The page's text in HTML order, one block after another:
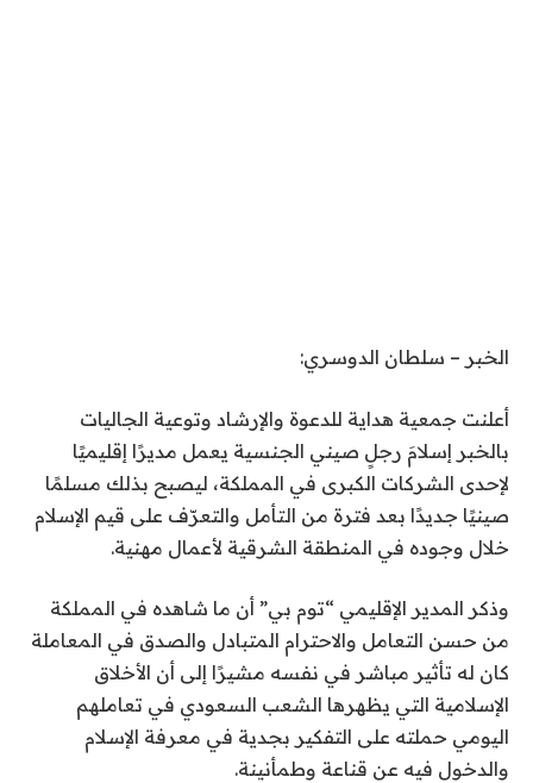
الخبر – سلطان الدوسري:
أعلنت جمعية هداية للدعوة والإرشاد وتوعية الجاليات
بالخبر إسلامَ رجلٍ صيني الجنسية يعمل مديرًا إقليميًا
لإحدى الشركات الكبرى في المملكة، ليصبح بذلك مسلمًا
صينيًا جديدًا بعد فترة من التأمل والتعرّف على قيم الإسلام
خلال وجوده في المنطقة الشرقية لأعمال مهنية.
وذكر المدير الإقليمي “توم بي” أن ما شاهده في المملكة
من حسن التعامل والاحترام المتبادل والصدق في المعاملة
كان له تأثير مباشر في نفسه مشيرًا إلى أن الأخلاق
الإسلامية التي يظهرها الشعب السعودي في تعاملهم
اليومي حملته على التفكير بجدية في معرفة الإسلام
والدخول فيه عن قناعة وطمأنينة.